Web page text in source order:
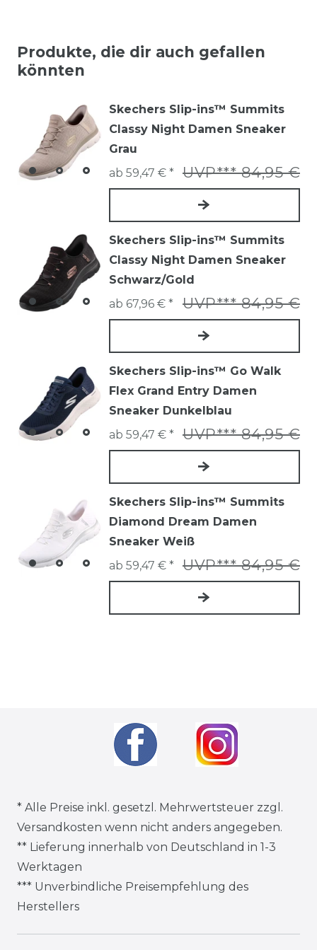
Produkte, die dir auch gefallen
könnten
Skechers Slip-ins™ Summits
Classy Night Damen Sneaker
Grau
UVP*** 84,95 €
ab 59,47 € *
Skechers Slip-ins™ Summits
Classy Night Damen Sneaker
Schwarz/Gold
UVP*** 84,95 €
ab 67,96 € *
Skechers Slip-ins™ Go Walk
Flex Grand Entry Damen
Sneaker Dunkelblau
UVP*** 84,95 €
ab 59,47 € *
Skechers Slip-ins™ Summits
Diamond Dream Damen
Sneaker Weiß
UVP*** 84,95 €
ab 59,47 € *
* Alle Preise inkl. gesetzl. Mehrwertsteuer zzgl.
Versandkosten wenn nicht anders angegeben.
** Lieferung innerhalb von Deutschland in 1-3
Werktagen
*** Unverbindliche Preisempfehlung des
Herstellers